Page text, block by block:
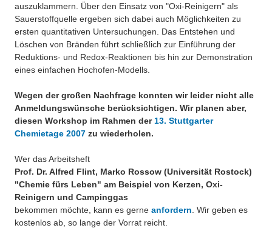
auszuklammern. Über den Einsatz von "Oxi-Reinigern" als
Sauerstoffquelle ergeben sich dabei auch Möglichkeiten zu
ersten quantitativen Untersuchungen. Das Entstehen und
Löschen von Bränden führt schließlich zur Einführung der
Reduktions- und Redox-Reaktionen bis hin zur Demonstration
eines einfachen Hochofen-Modells.
Wegen der großen Nachfrage konnten wir leider nicht alle
Anmeldungswünsche berücksichtigen. Wir planen aber,
diesen Workshop im Rahmen der 13. Stuttgarter
Chemietage 2007 zu wiederholen.
Wer das Arbeitsheft
Prof. Dr. Alfred Flint, Marko Rossow (Universität Rostock)
"Chemie fürs Leben" am Beispiel von Kerzen, Oxi-
Reinigern und Campinggas
bekommen möchte, kann es gerne anfordern . Wir geben es
kostenlos ab, so lange der Vorrat reicht.